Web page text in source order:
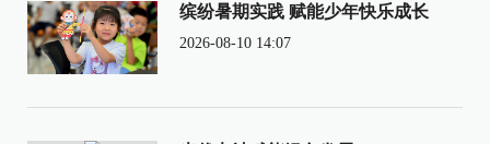
缤纷暑期实践 赋能少年快乐成长
2026-08-10 14:07